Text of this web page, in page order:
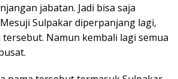
jabatan. Jadi bisa saja
Sulpakar diperpanjang lagi,
Namun kembali lagi semua